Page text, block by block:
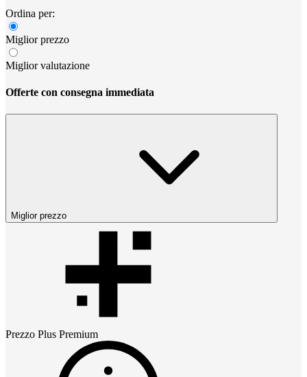
Ordina per:
Miglior prezzo
Miglior valutazione
Offerte con consegna immediata
Miglior prezzo
Prezzo Plus Premium